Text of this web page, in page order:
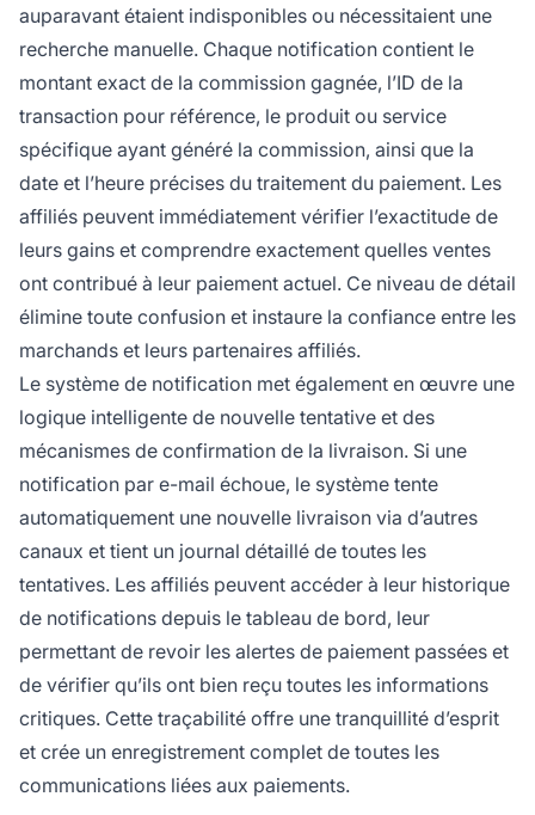
auparavant étaient indisponibles ou nécessitaient une
recherche manuelle. Chaque notification contient le
montant exact de la commission gagnée, l’ID de la
transaction pour référence, le produit ou service
spécifique ayant généré la commission, ainsi que la
date et l’heure précises du traitement du paiement. Les
affiliés peuvent immédiatement vérifier l’exactitude de
leurs gains et comprendre exactement quelles ventes
ont contribué à leur paiement actuel. Ce niveau de détail
élimine toute confusion et instaure la confiance entre les
marchands et leurs partenaires affiliés.
Le système de notification met également en œuvre une
logique intelligente de nouvelle tentative et des
mécanismes de confirmation de la livraison. Si une
notification par e-mail échoue, le système tente
automatiquement une nouvelle livraison via d’autres
canaux et tient un journal détaillé de toutes les
tentatives. Les affiliés peuvent accéder à leur historique
de notifications depuis le tableau de bord, leur
permettant de revoir les alertes de paiement passées et
de vérifier qu’ils ont bien reçu toutes les informations
critiques. Cette traçabilité offre une tranquillité d’esprit
et crée un enregistrement complet de toutes les
communications liées aux paiements.